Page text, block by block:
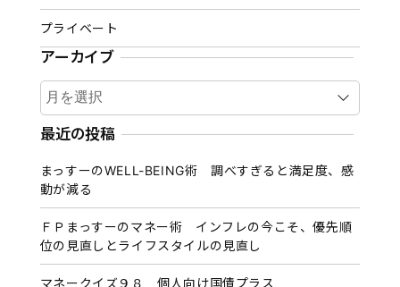
プライベート
アーカイブ
ア
ー
カ
ブ
最近の投稿
まっすーのWELL-BEING術 調べすぎると満足度、感
動が減る
ＦＰまっすーのマネー術 インフレの今こそ、優先順
位の見直しとライフスタイルの見直し
マネークイズ９８ 個人向け国債プラス